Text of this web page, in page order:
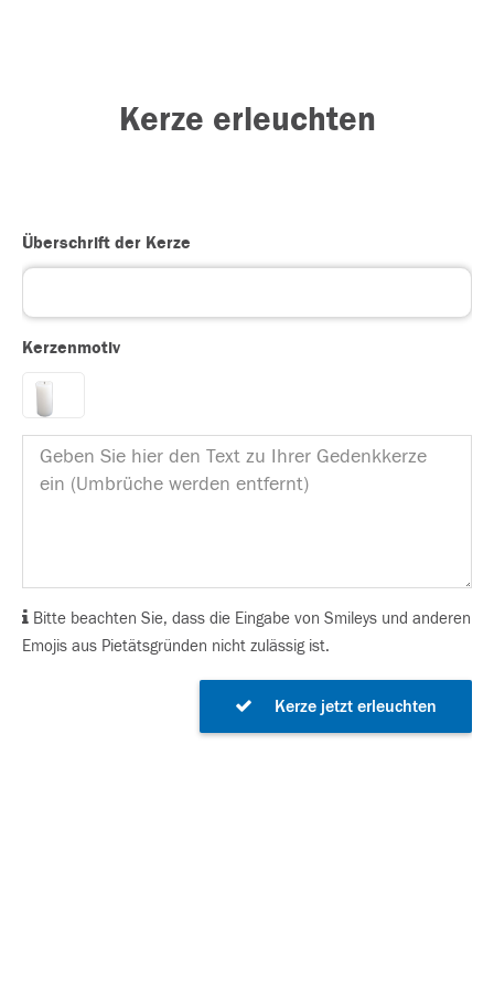
Kerze erleuchten
Überschrift der Kerze
Kerzenmotiv
Bitte beachten Sie, dass die Eingabe von Smileys und anderen
Emojis aus Pietätsgründen nicht zulässig ist.
Kerze jetzt erleuchten